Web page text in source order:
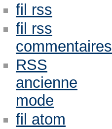
fil rss
fil rss
commentaires
RSS
ancienne
mode
fil atom